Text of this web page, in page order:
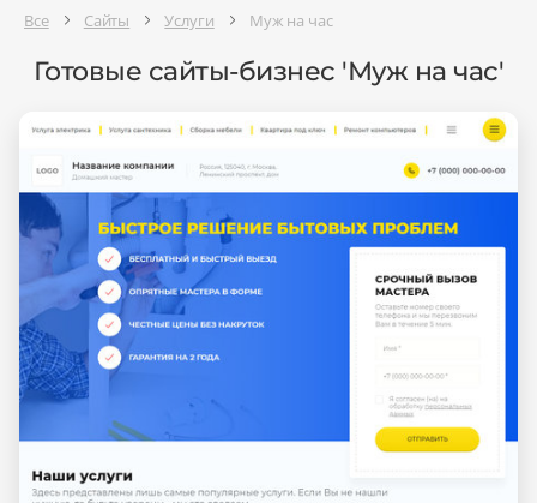
Все Сайты Услуги Муж на час
Готовые сайты-бизнес 'Муж на час'